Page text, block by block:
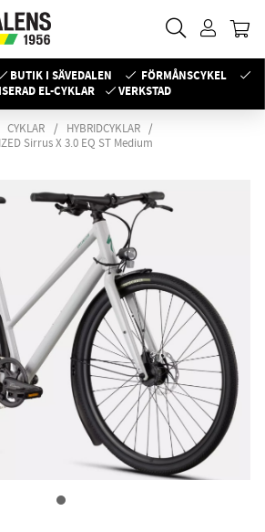
BUTIK I SÄVEDALEN
FÖRMÅNSCYKEL
EL-CYKLAR
VERKSTAD
CYKLAR
HYBRIDCYKLAR
Sirrus X 3.0 EQ ST Medium